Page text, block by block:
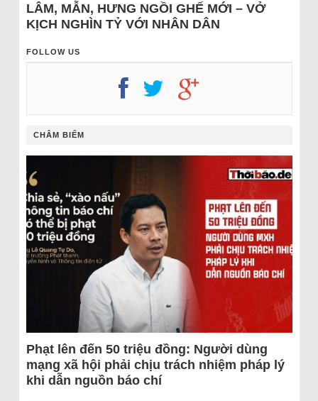
LÂM, MẪN, HƯNG NGỒI GHẾ MỚI – VỞ
KỊCH NGHÌN TỶ VỚI NHÂN DÂN
FOLLOW US
CHÂM BIẾM
Phạt lên đến 50 triệu đồng: Người dùng
mạng xã hội phải chịu trách nhiệm pháp lý
khi dẫn nguồn báo chí